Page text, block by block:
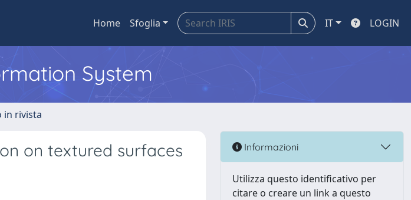
Home Sfoglia IT LOGIN
System
in rivista
on textured surfaces Informazioni
Utilizza questo identificativo per
citare o creare un link a questo